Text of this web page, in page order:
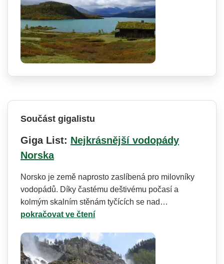
Součást gigalistu
Giga List: Nejkrásnější vodopády
Norska
Norsko je země naprosto zaslíbená pro milovníky
vodopádů. Díky častému deštivému počasí a
kolmým skalním stěnám tyčících se nad…
pokračovat ve čtení